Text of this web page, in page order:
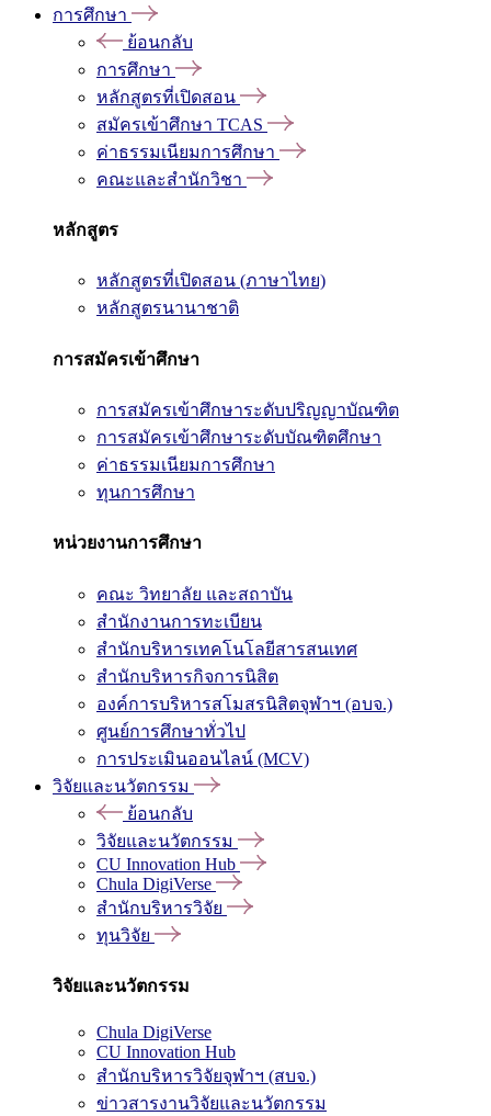
การศึกษา
ย้อนกลับ
การศึกษา
หลักสูตรที่เปิดสอน
สมัครเข้าศึกษา TCAS
ค่าธรรมเนียมการศึกษา
คณะและสำนักวิชา
หลักสูตร
หลักสูตรที่เปิดสอน (ภาษาไทย)
หลักสูตรนานาชาติ
การสมัครเข้าศึกษา
การสมัครเข้าศึกษาระดับปริญญาบัณฑิต
การสมัครเข้าศึกษาระดับบัณฑิตศึกษา
ค่าธรรมเนียมการศึกษา
ทุนการศึกษา
หน่วยงานการศึกษา
คณะ วิทยาลัย และสถาบัน
สำนักงานการทะเบียน
สำนักบริหารเทคโนโลยีสารสนเทศ
สำนักบริหารกิจการนิสิต
องค์การบริหารสโมสรนิสิตจุฬาฯ (อบจ.)
ศูนย์การศึกษาทั่วไป
การประเมินออนไลน์ (MCV)
วิจัยและนวัตกรรม
ย้อนกลับ
วิจัยและนวัตกรรม
CU Innovation Hub
Chula DigiVerse
สำนักบริหารวิจัย
ทุนวิจัย
วิจัยและนวัตกรรม
Chula DigiVerse
CU Innovation Hub
สำนักบริหารวิจัยจุฬาฯ (สบจ.)
ข่าวสารงานวิจัยและนวัตกรรม